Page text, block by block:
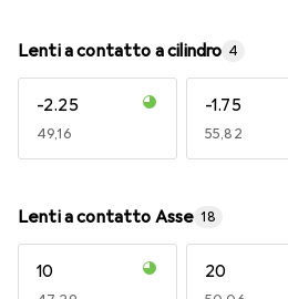
Lenti a contatto a cilindro 4
-2.25
EUR
49,16
-1.75
EUR
55,82
Lenti a contatto Asse 18
10 20